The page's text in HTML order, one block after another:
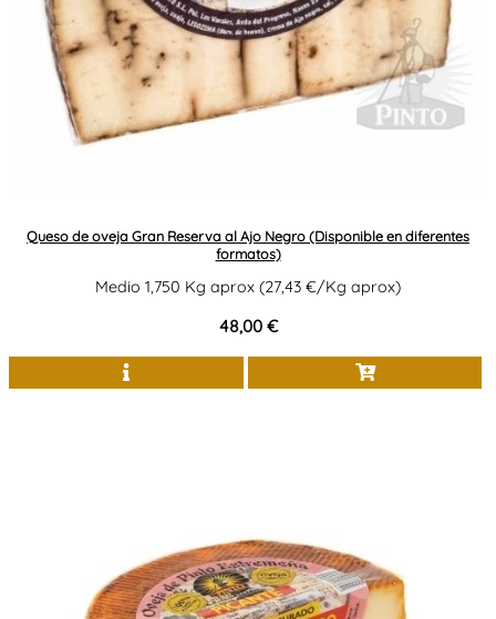
Queso de oveja Gran Reserva al Ajo Negro (Disponible en diferentes
formatos)
Medio 1,750 Kg aprox (27,43 €/Kg aprox)
48,00 €